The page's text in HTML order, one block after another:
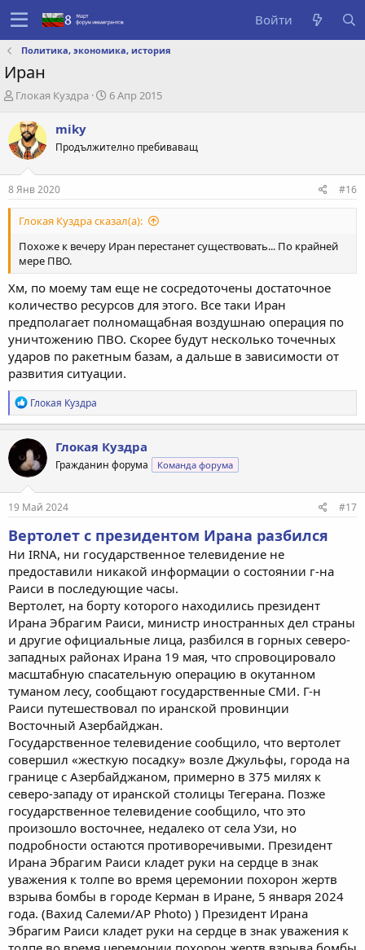
Войти
Политика, экономика, история
Иран
А
т
о
р
е
м
Глокая Куздра
Д
с
н
и
6 Апр 2015
miky
Продължително пребиваващ
8 Янв 2020 #16
Глокая Куздра сказал(а):
Похоже к вечеру Иран перестанет существовать... По крайней
мере ПВО.
Хм, по моему там еще не сосредоточены достаточное
количество ресурсов для этого. Все таки Иран
предполагает полномащабная воздушнаю операция по
уничтожению ПВО. Скорее будут несколько точечных
ударов по ракетным базам, а дальше в зависимости от
развития ситуации.
Р
е
а
к
ц
и
и
:
Глокая Куздра
Глокая Куздра
Гражданин форума Команда форума
19 Май 2024 #17
Вертолет с президентом Ирана разбился
Ни IRNA, ни государственное телевидение не
предоставили никакой информации о состоянии г-на
Раиси в последующие часы.
Вертолет, на борту которого находились президент
Ирана Эбрагим Раиси, министр иностранных дел страны
и другие официальные лица, разбился в горных северо-
западных районах Ирана 19 мая, что спровоцировало
масштабную спасательную операцию в окутанном
туманом лесу, сообщают государственные СМИ. Г-н
Раиси путешествовал по иранской провинции
Восточный Азербайджан.
Государственное телевидение сообщило, что вертолет
совершил «жесткую посадку» возле Джульфы, города на
границе с Азербайджаном, примерно в 375 милях к
северо-западу от иранской столицы Тегерана. Позже
государственное телевидение сообщило, что это
произошло восточнее, недалеко от села Узи, но
подробности остаются противоречивыми. Президент
Ирана Эбрагим Раиси кладет руки на сердце в знак
уважения к толпе во время церемонии похорон жертв
взрыва бомбы в городе Керман в Иране, 5 января 2024
года. (Вахид Салеми/AP Photo) ) Президент Ирана
Эбрагим Раиси кладет руки на сердце в знак уважения к